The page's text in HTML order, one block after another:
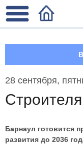
28 сентября,
Барнаул готовится
развития до 2036